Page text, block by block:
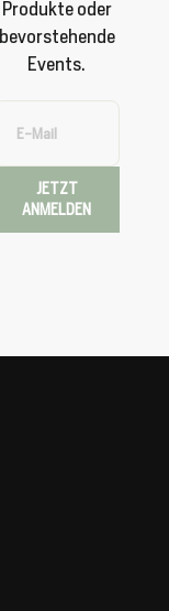
Produkte oder
bevorstehende
Events.
E-Mail
JETZT
ANMELDEN